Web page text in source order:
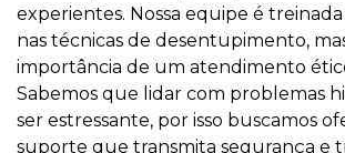
experientes. Nossa equipe é
nas técnicas de desentupimento,
importância de um atendimento
Sabemos que lidar com problemas
ser estressante, por isso buscamos
suporte que transmita segurança e